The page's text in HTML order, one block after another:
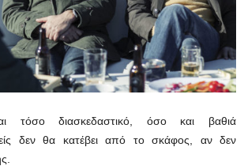
τόσο διασκεδαστικό, όσο και βαθιά
δεν θα κατέβει από το σκάφος, αν δεν